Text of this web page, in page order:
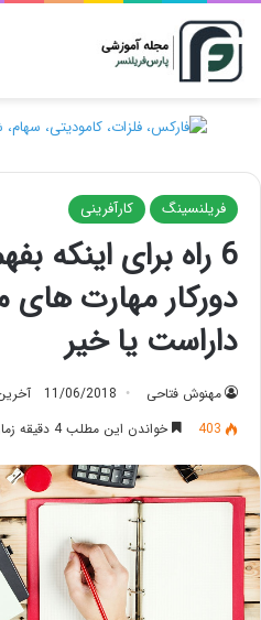
فریلنسینگ کارآفرینی
6 راه برای اینکه
دورکار مهارت های
داراست یا خیر
مهنوش فتاحی 11/06/2018
آخرین
403
خواندن این مطلب 4 دقیقه زمان میبرد